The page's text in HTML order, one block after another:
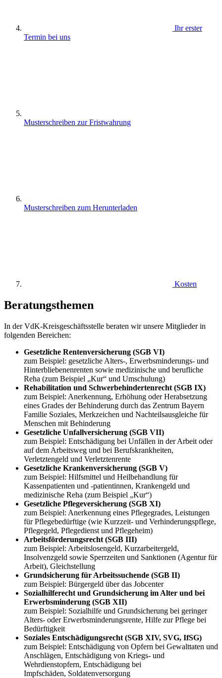
Ihr erster
Termin bei uns
Musterschreiben zur Fristwahrung
Musterschreiben zum Herunterladen
Kosten
Beratungsthemen
In der VdK-Kreisgeschäftsstelle beraten wir unsere Mitglieder in
folgenden Bereichen:
Gesetzliche Rentenversicherung (SGB VI)
zum Beispiel: gesetzliche Alters-, Erwerbsminderungs- und
Hinterbliebenenrenten sowie medizinische und berufliche
Reha (zum Beispiel „Kur“ und Umschulung)
Rehabilitation und Schwerbehindertenrecht (SGB IX)
zum Beispiel: Anerkennung, Erhöhung oder Herabsetzung
eines Grades der Behinderung durch das Zentrum Bayern
Familie Soziales, Merkzeichen und Nachteilsausgleiche für
Menschen mit Behinderung
Gesetzliche Unfallversicherung (SGB VII)
zum Beispiel: Entschädigung bei Unfällen in der Arbeit oder
auf dem Arbeitsweg und bei Berufskrankheiten,
Verletztengeld und Verletztenrente
Gesetzliche Krankenversicherung (SGB V)
zum Beispiel: Hilfsmittel und Heilbehandlung für
Kassenpatienten und -patientinnen, Krankengeld und
medizinische Reha (zum Beispiel „Kur“)
Gesetzliche Pflegeversicherung (SGB XI)
zum Beispiel: Anerkennung eines Pflegegrades, Leistungen
für Pflegebedürftige (wie Kurzzeit- und Verhinderungspflege,
Pflegegeld, Pflegedienst und Pflegeheim)
Arbeitsförderungsrecht (SGB III)
zum Beispiel: Arbeitslosengeld, Kurzarbeitergeld,
Insolvenzgeld sowie Sperrzeiten und Sanktionen (Agentur für
Arbeit), Gleichstellung
Grundsicherung für Arbeitssuchende (SGB II)
zum Beispiel: Bürgergeld über das Jobcenter
Sozialhilferecht und Grundsicherung im Alter und bei
Erwerbsminderung (SGB XII)
zum Beispiel: Sozialhilfe und Grundsicherung bei geringer
Alters- oder Erwerbsminderungsrente, Hilfe zur Pflege bei
Bedürftigkeit
Soziales Entschädigungsrecht (SGB XIV, SVG, IfSG)
zum Beispiel: Entschädigung von Opfern bei Gewalttaten und
Anschlägen, Entschädigung von Kriegs- und
Wehrdienstopfern, Entschädigung bei
Impfschäden, Soldatenversorgung